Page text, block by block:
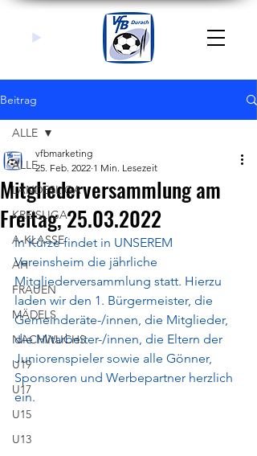
Beitrag
ALLE
LANDESLIGA
KREISLIGA
A-KLASSE
AH
FRAUEN
MÄDELS
NACHWUCHS
U19
U17
U15
U13
ALLE
Mitgliederversammlung am
Freitag, 25.03.2022
vfbmarketing
25. Feb. 2022 1 Min. Lesezeit
In Kürze findet in UNSEREM
Vereinsheim die jährliche
Mitgliederversammlung statt. Hierzu
laden wir den 1. Bürgermeister, die
Gemeinderäte-/innen, die Mitglieder,
die Mitarbeiter-/innen, die Eltern der
Juniorenspieler sowie alle Gönner,
Sponsoren und Werbepartner herzlich
ein.